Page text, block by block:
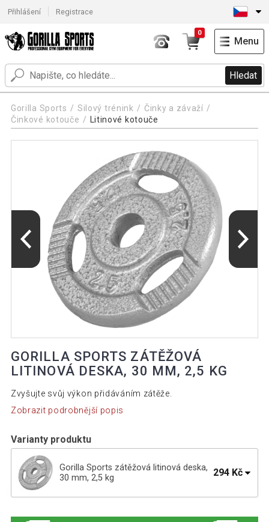
Přihlášení Registrace
Hledat
0
Menu
Gorilla Sports Silový trénink
Činky a závaží
Činkové kotouče
Litinové kotouče
GORILLA SPORTS ZÁTĚŽOVÁ
LITINOVÁ DESKA, 30 MM, 2,5 KG
Zvyšujte svůj výkon přidáváním zátěže.
Zobrazit podrobnější popis
Varianty produktu
Gorilla Sports zátěžová litinová deska,
30 mm, 2,5 kg
294 Kč
stříbrná, 10 kg